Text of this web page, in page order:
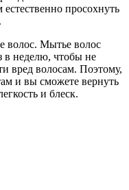
просохнуть
волос. Мытье волос
в неделю, чтобы не
вред волосам. Поэтому,
и вы сможете вернуть
и блеск.